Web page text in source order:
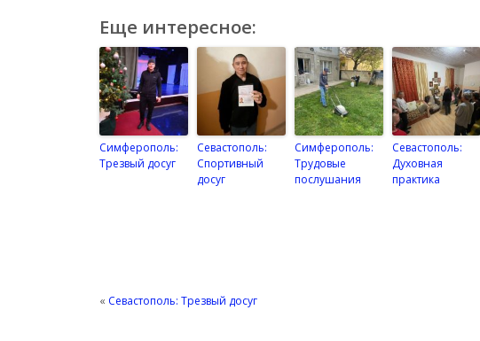
Еще интересное:
Симферополь:
Трезвый досуг
Севастополь:
Спортивный
досуг
Симферополь:
Трудовые
послушания
Севастополь:
Духовная
практика
« Севастополь: Трезвый досуг